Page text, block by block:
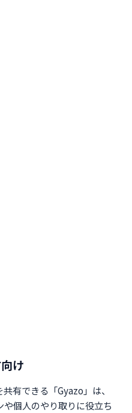
け
有できる「Gyazo」は、
個人のやり取りに役立ち